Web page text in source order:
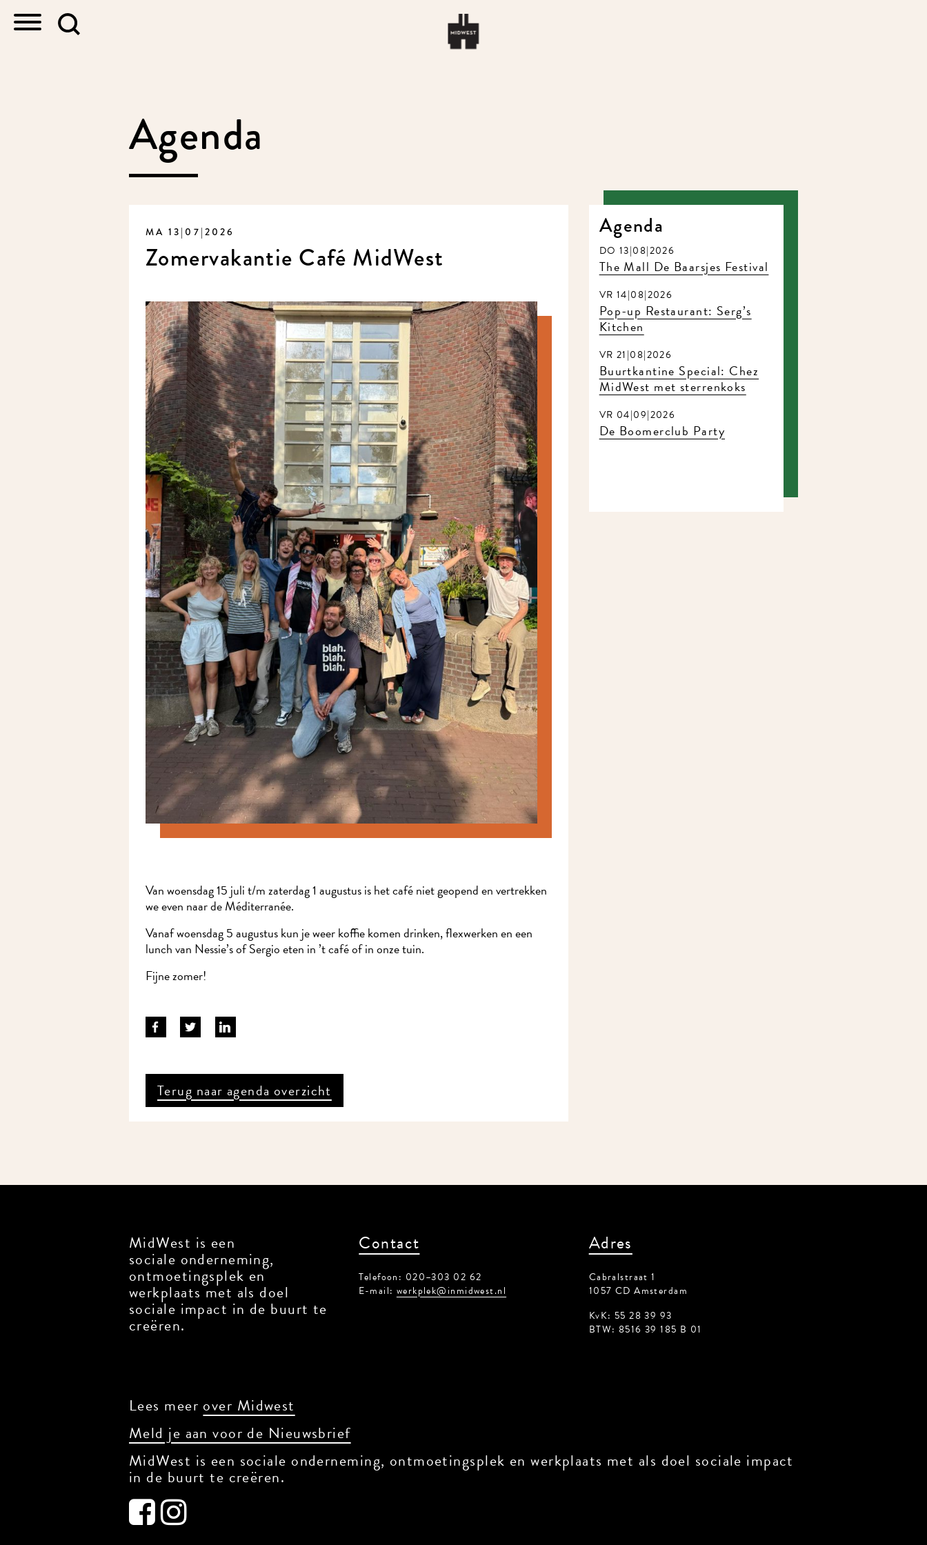
Agenda
MA 13|07|2026
Zomervakantie Café MidWest
Van woensdag 15 juli t/m zaterdag 1 augustus is het café niet geopend en vertrekken
we even naar de Méditerranée.
Vanaf woensdag 5 augustus kun je weer koffie komen drinken, flexwerken en een
lunch van Nessie’s of Sergio eten in ’t café of in onze tuin.
Fijne zomer!
Terug naar agenda overzicht
Agenda
DO 13|08|2026
The Mall De Baarsjes Festival
VR 14|08|2026
Pop-up Restaurant: Serg’s
Kitchen
VR 21|08|2026
Buurtkantine Special: Chez
MidWest met sterrenkoks
VR 04|09|2026
De Boomerclub Party
MidWest is een
sociale onderneming,
ontmoetingsplek en
werkplaats met als doel
sociale impact in de buurt te
creëren.
Contact
Telefoon: 020–303 02 62
E-mail:werkplek@inmidwest.nl
Adres
Cabralstraat 1
1057 CD Amsterdam
KvK: 55 28 39 93
BTW: 8516 39 185 B 01
Lees meer over Midwest
Meld je aan voor de Nieuwsbrief
MidWest is een sociale onderneming, ontmoetingsplek en werkplaats met als doel sociale impact
in de buurt te creëren.
Ik wil MidWest-nieuws!
Meld je aan voor onze nieuwsbrief en mis nooit meer iets in MidWest.